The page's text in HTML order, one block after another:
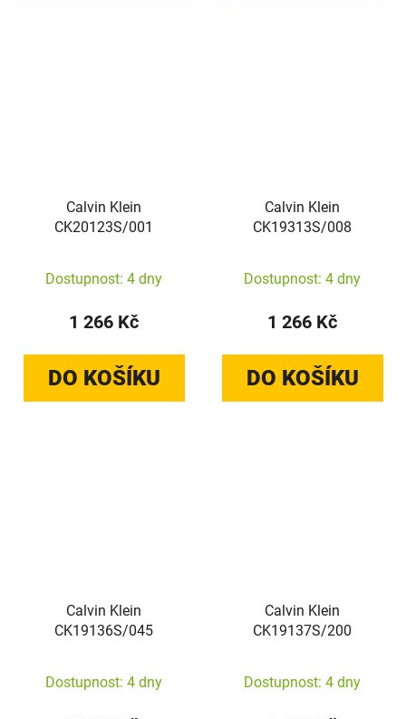
Calvin Klein
CK20123S/001
Dostupnost: 4 dny
1 266 Kč
DO KOŠÍKU
Calvin Klein
CK19313S/008
Dostupnost: 4 dny
1 266 Kč
DO KOŠÍKU
Calvin Klein
CK19136S/045
Dostupnost: 4 dny
Calvin Klein
CK19137S/200
Dostupnost: 4 dny